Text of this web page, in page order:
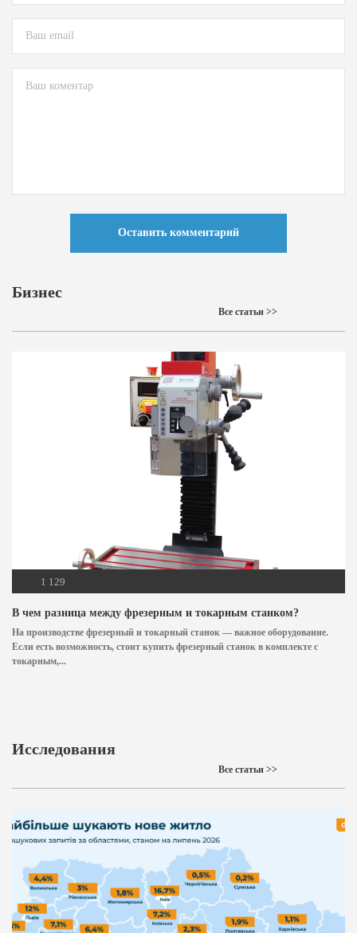
Оставить комментарий
Бизнес
Все статьи >>
1 129
В чем разница между фрезерным и токарным станком?
На производстве фрезерный и токарный станок — важное оборудование.
Если есть возможность, стоит купить фрезерный станок в комплекте с
токарным,...
Исследования
Все статьи >>